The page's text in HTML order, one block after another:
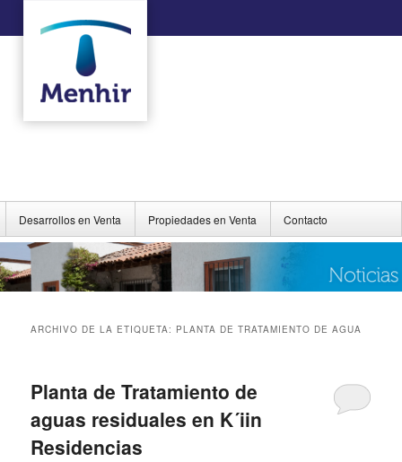
Desarrollos en Venta Propiedades en Venta Contacto
ARCHIVO DE LA ETIQUETA: PLANTA DE TRATAMIENTO DE AGUA
Planta de Tratamiento de
aguas residuales en K´iin
Residencias